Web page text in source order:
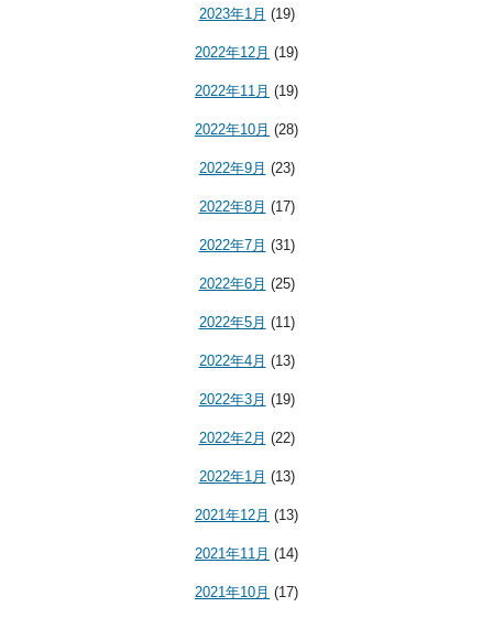
2023年1月 (19)
2022年12月 (19)
2022年11月 (19)
2022年10月 (28)
2022年9月 (23)
2022年8月 (17)
2022年7月 (31)
2022年6月 (25)
2022年5月 (11)
2022年4月 (13)
2022年3月 (19)
2022年2月 (22)
2022年1月 (13)
2021年12月 (13)
2021年11月 (14)
2021年10月 (17)